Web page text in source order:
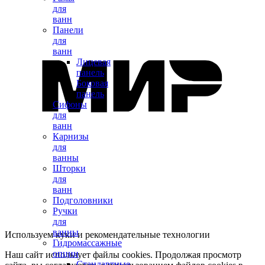
для
ванн
Панели
для
ванн
Лицевая
панель
Боковая
панель
Сифоны
для
ванн
Карнизы
для
ванны
Шторки
для
ванн
Подголовники
Ручки
для
ванны
Гидромассажные
опции
Используем куки и рекомендательные технологии
Наш сайт использует файлы cookies. Продолжая просмотр